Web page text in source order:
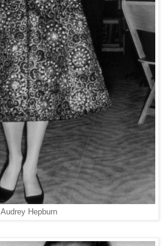
Audrey Hepburn